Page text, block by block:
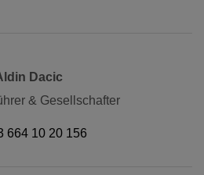
Dacic
& Gesellschafter
664 10 20 156